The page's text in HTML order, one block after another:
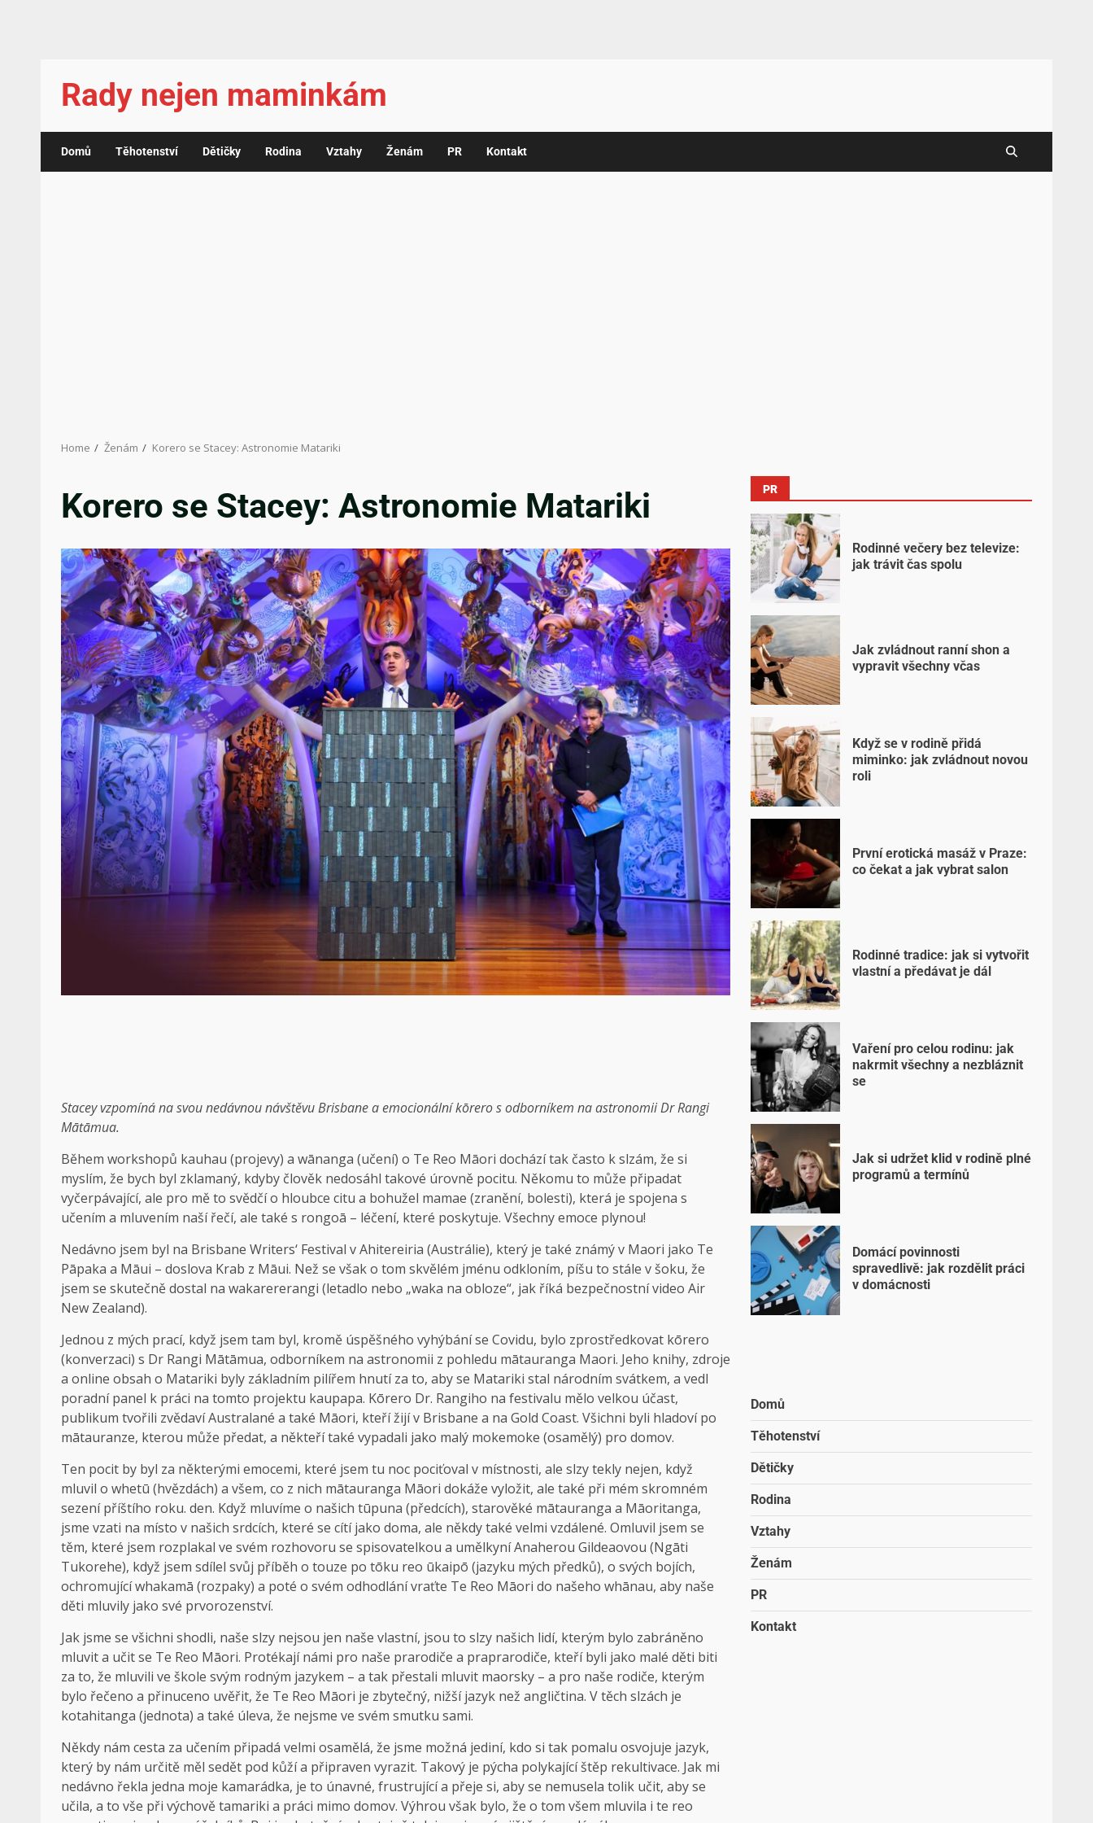
Rady nejen maminkám
Domů Těhotenství Dětičky Rodina Vztahy Ženám PR Kontakt
Home Ženám Korero se Stacey: Astronomie Matariki
Korero se Stacey: Astronomie Matariki
Stacey vzpomíná na svou nedávnou návštěvu Brisbane a emocionální kōrero s odborníkem na astronomii Dr Rangi
Mātāmua.
Během workshopů kauhau (projevy) a wānanga (učení) o Te Reo Māori dochází tak často k slzám, že si
myslím, že bych byl zklamaný, kdyby člověk nedosáhl takové úrovně pocitu. Někomu to může připadat
vyčerpávající, ale pro mě to svědčí o hloubce citu a bohužel mamae (zranění, bolesti), která je spojena s
učením a mluvením naší řečí, ale také s rongoā – léčení, které poskytuje. Všechny emoce plynou!
Nedávno jsem byl na Brisbane Writers‘ Festival v Ahitereiria (Austrálie), který je také známý v Maori jako Te
Pāpaka a Māui – doslova Krab z Māui. Než se však o tom skvělém jménu odkloním, píšu to stále v šoku, že
jsem se skutečně dostal na wakarererangi (letadlo nebo „waka na obloze“, jak říká bezpečnostní video Air
New Zealand).
Jednou z mých prací, když jsem tam byl, kromě úspěšného vyhýbání se Covidu, bylo zprostředkovat kōrero
(konverzaci) s Dr Rangi Mātāmua, odborníkem na astronomii z pohledu mātauranga Maori. Jeho knihy, zdroje
a online obsah o Matariki byly základním pilířem hnutí za to, aby se Matariki stal národním svátkem, a vedl
poradní panel k práci na tomto projektu kaupapa. Kōrero Dr. Rangiho na festivalu mělo velkou účast,
publikum tvořili zvědaví Australané a také Māori, kteří žijí v Brisbane a na Gold Coast. Všichni byli hladoví po
mātauranze, kterou může předat, a někteří také vypadali jako malý mokemoke (osamělý) pro domov.
Ten pocit by byl za některými emocemi, které jsem tu noc pociťoval v místnosti, ale slzy tekly nejen, když
mluvil o whetū (hvězdách) a všem, co z nich mātauranga Māori dokáže vyložit, ale také při mém skromném
sezení příštího roku. den. Když mluvíme o našich tūpuna (předcích), starověké mātauranga a Māoritanga,
jsme vzati na místo v našich srdcích, které se cítí jako doma, ale někdy také velmi vzdálené. Omluvil jsem se
těm, které jsem rozplakal ve svém rozhovoru se spisovatelkou a umělkyní Anaherou Gildeaovou (Ngāti
Tukorehe), když jsem sdílel svůj příběh o touze po tōku reo ūkaipō (jazyku mých předků), o svých bojích,
ochromující whakamā (rozpaky) a poté o svém odhodlání vraťte Te Reo Māori do našeho whānau, aby naše
děti mluvily jako své prvorozenství.
Jak jsme se všichni shodli, naše slzy nejsou jen naše vlastní, jsou to slzy našich lidí, kterým bylo zabráněno
mluvit a učit se Te Reo Māori. Protékají námi pro naše prarodiče a praprarodiče, kteří byli jako malé děti biti
za to, že mluvili ve škole svým rodným jazykem – a tak přestali mluvit maorsky – a pro naše rodiče, kterým
bylo řečeno a přinuceno uvěřit, že Te Reo Māori je zbytečný, nižší jazyk než angličtina. V těch slzách je
kotahitanga (jednota) a také úleva, že nejsme ve svém smutku sami.
Někdy nám cesta za učením připadá velmi osamělá, že jsme možná jediní, kdo si tak pomalu osvojuje jazyk,
který by nám určitě měl sedět pod kůží a připraven vyrazit. Takový je pýcha polykající štěp rekultivace. Jak mi
nedávno řekla jedna moje kamarádka, je to únavné, frustrující a přeje si, aby se nemusela tolik učit, aby se
učila, a to vše při výchově tamariki a práci mimo domov. Výhrou však bylo, že o tom všem mluvila i te reo
PR
Rodinné večery bez televize:
jak trávit čas spolu
Jak zvládnout ranní shon a
vypravit všechny včas
Když se v rodině přidá
miminko: jak zvládnout novou
roli
První erotická masáž v Praze:
co čekat a jak vybrat salon
Rodinné tradice: jak si vytvořit
vlastní a předávat je dál
Vaření pro celou rodinu: jak
nakrmit všechny a nezbláznit
se
Jak si udržet klid v rodině plné
programů a termínů
Domácí povinnosti
spravedlivě: jak rozdělit práci
v domácnosti
Domů
Těhotenství
Dětičky
Rodina
Vztahy
Ženám
PR
Kontakt